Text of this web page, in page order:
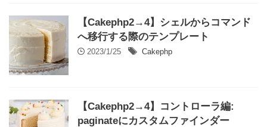
【Cakephp2→4】シェルからコマンド
へ移行する際のテンプレート
2023/1/25 Cakephp
【Cakephp2→4】コントローラ編:
paginateにカスタムファインダー